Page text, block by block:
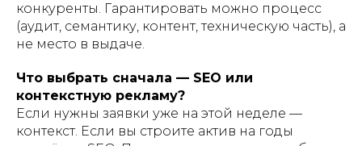
конкуренты. Гарантировать можно процесс
(аудит, семантику, контент, техническую часть), а
не место в выдаче.
Что выбрать сначала — SEO или
контекстную рекламу?
Если нужны заявки уже на этой неделе —
контекст. Если вы строите актив на годы